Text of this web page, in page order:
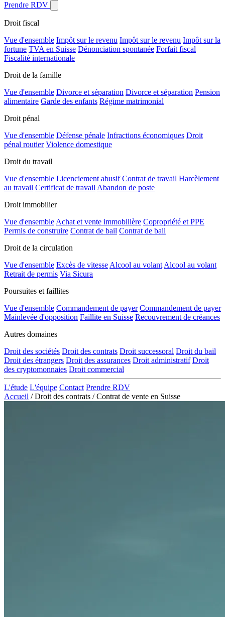
Prendre RDV
Droit fiscal
Vue d'ensemble Impôt sur le revenu Impôt sur le revenu Impôt sur la
fortune TVA en Suisse Dénonciation spontanée Forfait fiscal
Fiscalité internationale
Droit de la famille
Vue d'ensemble Divorce et séparation Divorce et séparation Pension
alimentaire Garde des enfants Régime matrimonial
Droit pénal
Vue d'ensemble Défense pénale Infractions économiques Droit
pénal routier Violence domestique
Droit du travail
Vue d'ensemble Licenciement abusif Contrat de travail Harcèlement
au travail Certificat de travail Abandon de poste
Droit immobilier
Vue d'ensemble Achat et vente immobilière Copropriété et PPE
Permis de construire Contrat de bail Contrat de bail
Droit de la circulation
Vue d'ensemble Excès de vitesse Alcool au volant Alcool au volant
Retrait de permis Via Sicura
Poursuites et faillites
Vue d'ensemble Commandement de payer Commandement de payer
Mainlevée d'opposition Faillite en Suisse Recouvrement de créances
Autres domaines
Droit des sociétés Droit des contrats Droit successoral Droit du bail
Droit des étrangers Droit des assurances Droit administratif Droit
des cryptomonnaies Droit commercial
L'étude L'équipe Contact Prendre RDV
Accueil / Droit des contrats / Contrat de vente en Suisse